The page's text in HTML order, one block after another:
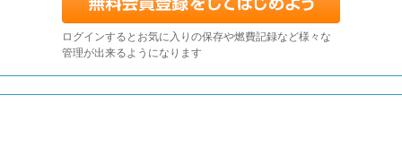
ログインするとお気に入りの保存や燃費記録など様々な
管理が出来るようになります